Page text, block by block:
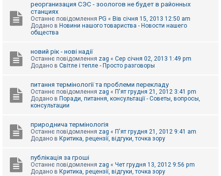
реорганизация СЭС - зоологов не будет в районных
станциях
Останнє повідомлення PG « Вів січня 15, 2013 12:50 am
Додано в Новини нашого товариства - Новости нашего
общества
новий рік - нові надії
Останнє повідомлення zag « Сер січня 02, 2013 1:49 pm
Додано в Світле і тепле - Просто разговоры
питання термінології та проблеми перекладу
Останнє повідомлення zag « П'ят грудня 21, 2012 3:41 pm
Додано в Поради, питання, консультації - Советы, вопросы,
консультации
природнича термінологія
Останнє повідомлення zag « П'ят грудня 21, 2012 9:41 am
Додано в Критика, рецензії, відгуки, точка зору
публікація за гроші
Останнє повідомлення zag « Чет грудня 13, 2012 9:56 pm
Додано в Критика, рецензії, відгуки, точка зору